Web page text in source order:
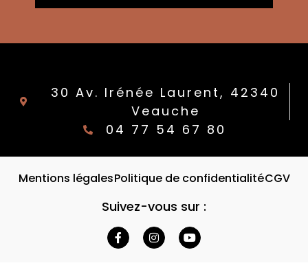
30 Av. Irénée Laurent, 42340
Veauche
04 77 54 67 80
Mentions légalesPolitique de confidentialitéCGV
Suivez-vous sur :